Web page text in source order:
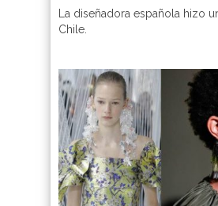
La diseñadora española hizo
Chile.